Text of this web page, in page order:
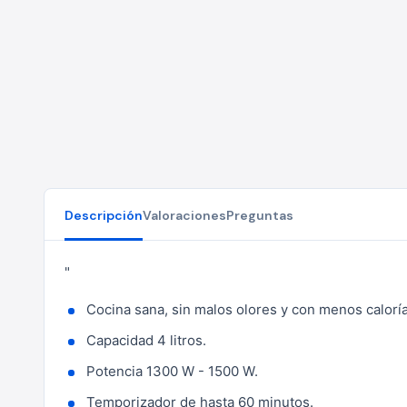
DescripciónValoracionesPreguntas
"
Cocina sana, sin malos olores y con menos
Capacidad 4 litros.
Potencia 1300 W - 1500 W.
Temporizador de hasta 60 minutos.